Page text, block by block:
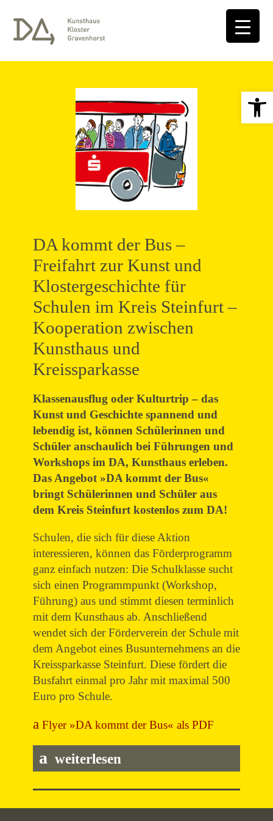
DA kommt der Bus –
Freifahrt zur Kunst und
Klostergeschichte für
Schulen im Kreis Steinfurt –
Kooperation zwischen
Kunsthaus und
Kreissparkasse
Klassenausflug oder Kulturtrip – das
Kunst und Geschichte spannend und
lebendig ist, können Schülerinnen und
Schüler anschaulich bei Führungen und
Workshops im DA, Kunsthaus erleben.
Das Angebot »DA kommt der Bus«
bringt Schülerinnen und Schüler aus
dem Kreis Steinfurt kostenlos zum DA!
Schulen, die sich für diese Aktion
interessieren, können das Förderprogramm
ganz einfach nutzen: Die Schulklasse sucht
sich einen Programmpunkt (Workshop,
Führung) aus und stimmt diesen terminlich
mit dem Kunsthaus ab. Anschließend
wendet sich der Förderverein der Schule mit
dem Angebot eines Busunternehmens an die
Kreissparkasse Steinfurt. Diese fördert die
Busfahrt einmal pro Jahr mit maximal 500
Euro pro Schule.
Flyer »DA kommt der Bus« als PDF
weiterlesen
Klasse z.B.: